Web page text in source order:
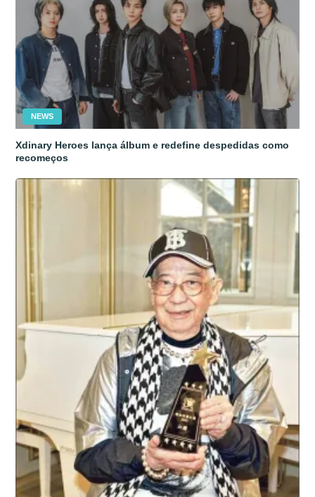
NEWS
Xdinary Heroes lança álbum e redefine despedidas como
recomeços